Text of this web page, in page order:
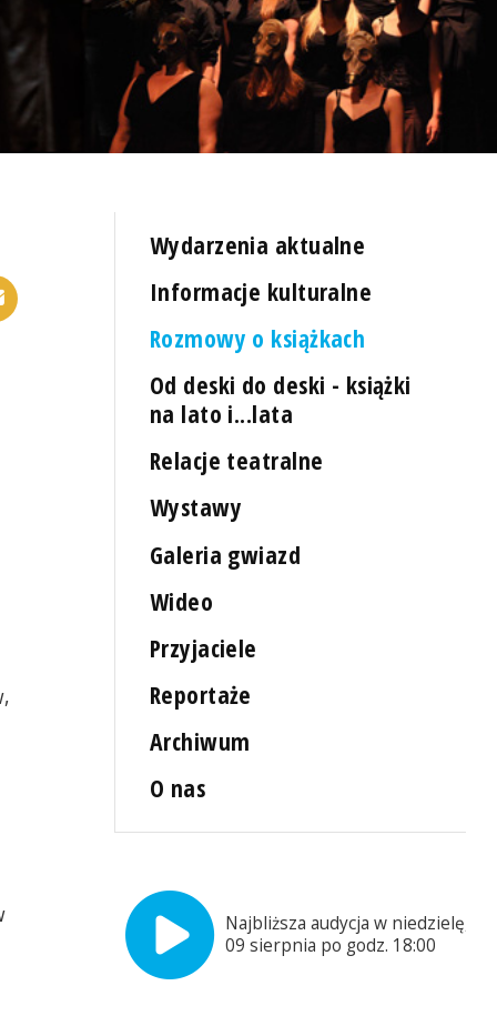
Wydarzenia aktualne
Informacje kulturalne
Rozmowy o książkach
Od deski do deski - książki
na lato i...lata
Relacje teatralne
Wystawy
Galeria gwiazd
Wideo
Przyjaciele
Reportaże
Archiwum
O nas
Najbliższa audycja w niedzielę,
09 sierpnia po godz. 18:00